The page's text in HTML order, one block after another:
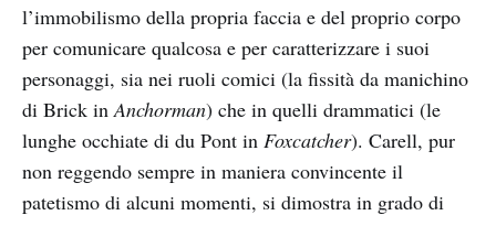
l’immobilismo della propria faccia e del proprio corpo
per comunicare qualcosa e per caratterizzare i suoi
personaggi, sia nei ruoli comici (la fissità da manichino
di Brick inAnchorman) che in quelli drammatici (le
lunghe occhiate di du Pont in Foxcatcher). Carell, pur
non reggendo sempre in maniera convincente il
patetismo di alcuni momenti, si dimostra in grado di